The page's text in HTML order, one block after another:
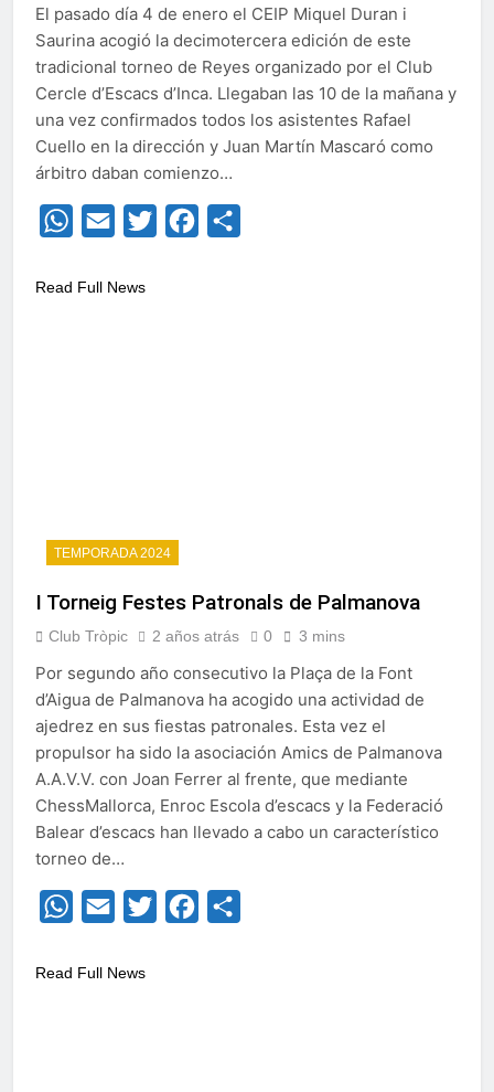
El pasado día 4 de enero el CEIP Miquel Duran i
Saurina acogió la decimotercera edición de este
tradicional torneo de Reyes organizado por el Club
Cercle d’Escacs d’Inca. Llegaban las 10 de la mañana y
una vez confirmados todos los asistentes Rafael
Cuello en la dirección y Juan Martín Mascaró como
árbitro daban comienzo…
WhatsApp
Email TwitterFacebook
Read Full News
TEMPORADA 2024
I Torneig Festes Patronals de Palmanova
Club Tròpic 2 años atrás 0 3 mins
Por segundo año consecutivo la Plaça de la Font
d’Aigua de Palmanova ha acogido una actividad de
ajedrez en sus fiestas patronales. Esta vez el
propulsor ha sido la asociación Amics de Palmanova
A.A.V.V. con Joan Ferrer al frente, que mediante
ChessMallorca, Enroc Escola d’escacs y la Federació
Balear d’escacs han llevado a cabo un característico
torneo de…
WhatsApp
Email TwitterFacebook
Read Full News